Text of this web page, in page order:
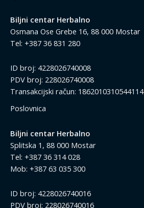
Biljni centar Herbalno
Osmana Ose Grebe 16, 88 000 Mostar
Tel: +387 36 831 280
ID broj: 4228026740008
PDV broj: 228026740008
Transakcijski račun: 1862010310544114
Poslovnica
Biljni centar Herbalno
Splitska 1, 88 000 Mostar
Tel: +387 36 314 028
Mob: +387 63 035 300
ID broj: 4228026740016
PDV broj: 228026740016